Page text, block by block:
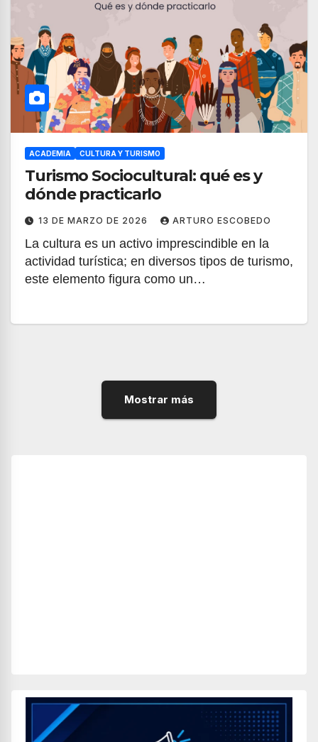
ACADEMIA CULTURA Y TURISMO
Turismo Sociocultural: qué es y
dónde practicarlo
13 DE MARZO DE 2026 ARTURO ESCOBEDO
La cultura es un activo imprescindible en la
actividad turística; en diversos tipos de turismo,
este elemento figura como un…
Mostrar más